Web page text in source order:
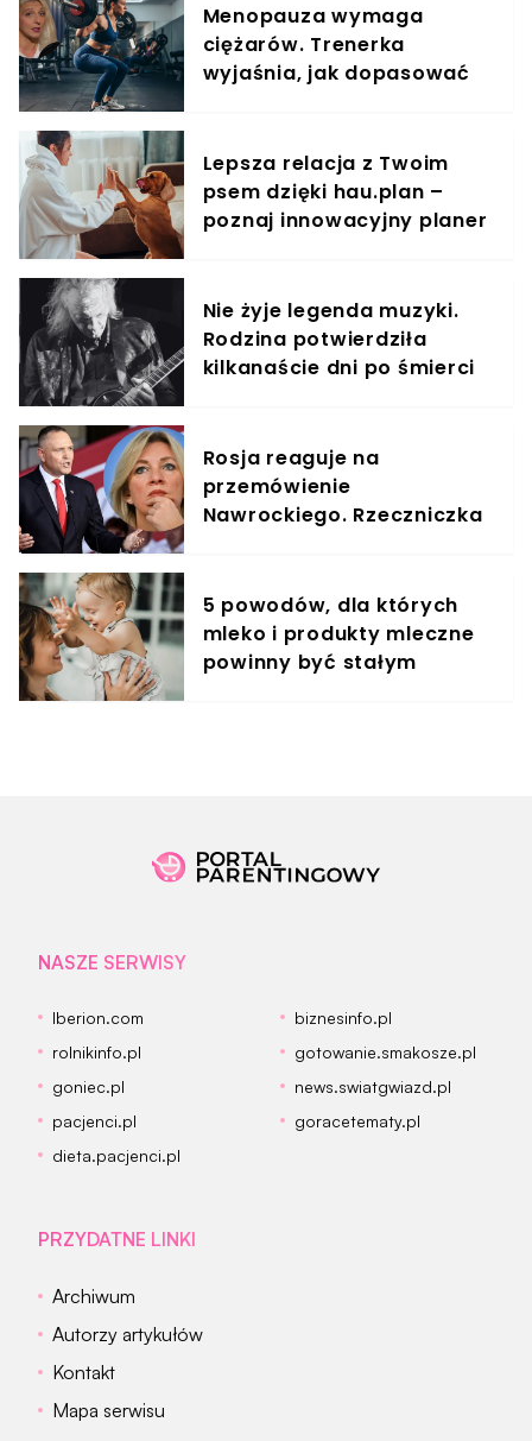
Menopauza wymaga
ciężarów. Trenerka
wyjaśnia, jak dopasować
Lepsza relacja z Twoim
psem dzięki hau.plan –
poznaj innowacyjny planer
Nie żyje legenda muzyki.
Rodzina potwierdziła
kilkanaście dni po śmierci
Rosja reaguje na
przemówienie
Nawrockiego. Rzeczniczka
5 powodów, dla których
mleko i produkty mleczne
powinny być stałym
NASZE SERWISY
Iberion.com
biznesinfo.pl
rolnikinfo.pl
gotowanie.smakosze.pl
goniec.pl
news.swiatgwiazd.pl
pacjenci.pl
goracetematy.pl
dieta.pacjenci.pl
PRZYDATNE LINKI
Archiwum
Autorzy artykułów
Kontakt
Mapa serwisu